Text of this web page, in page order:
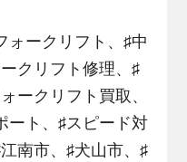
ォークリフト、♯中
クリフト修理、♯
ークリフト買取、
ート、♯スピード対
南市、♯犬山市、♯